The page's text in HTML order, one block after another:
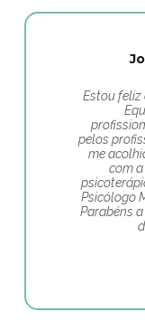
Estou feliz
pelos
me
com
Psicólogo
Parabéns